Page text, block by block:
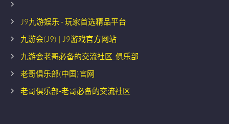
J9九游娱乐 - 玩家首选精品平台
九游会(J9) | J9游戏官方网站
九游会老哥必备的交流社区_俱乐部
老哥俱乐部(中国)官网
老哥俱乐部-老哥必备的交流社区